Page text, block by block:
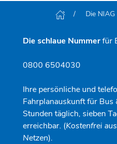
Die NIAG
Die schlaue Nummerfür
0800 6504030
Ihre persönliche und
Fahrplanauskunft für
Stunden täglich, sieben
erreichbar. (Kostenfrei
Netzen).